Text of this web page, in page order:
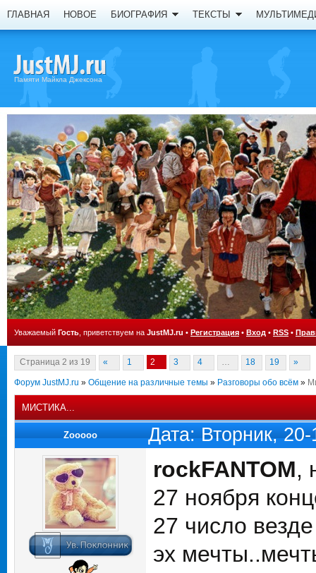
ГЛАВНАЯ НОВОЕ БИОГРАФИЯ ТЕКСТЫ
Памяти Майкла Джексона
Уважаемый Гость , приветствуем на JustMJ.ru • Регистрация • Вход • RSS •
Страница 2 из 19 « 1 2 3 4 … 18 19 »
Форум JustMJ.ru » Общение на различные темы » Разговоры обо всём »
МИСТИКА...
Zooooo Дата: Вторник,
rockFANTOM,
27 ноября
27 число
эх